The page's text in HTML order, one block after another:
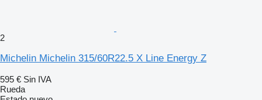
2
Michelin Michelin 315/60R22.5 X Line Energy Z
595 € Sin IVA
Rueda